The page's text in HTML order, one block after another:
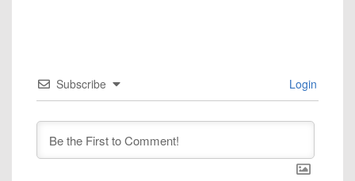
Subscribe Login